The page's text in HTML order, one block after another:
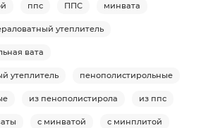
ппс ППС минвата
утеплитель
вата
утеплитель пенополистирольные
из пенополистирола из ппс
с минватой с минплитой